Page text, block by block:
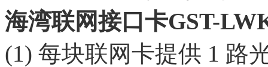
海湾联网接口卡GST-
(1) 每块联网卡提供 1 路